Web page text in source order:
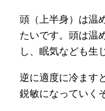
頭（上半身）は温
たいです。頭は温
し、眠気なども生
逆に適度に冷ます
鋭敏になっていく